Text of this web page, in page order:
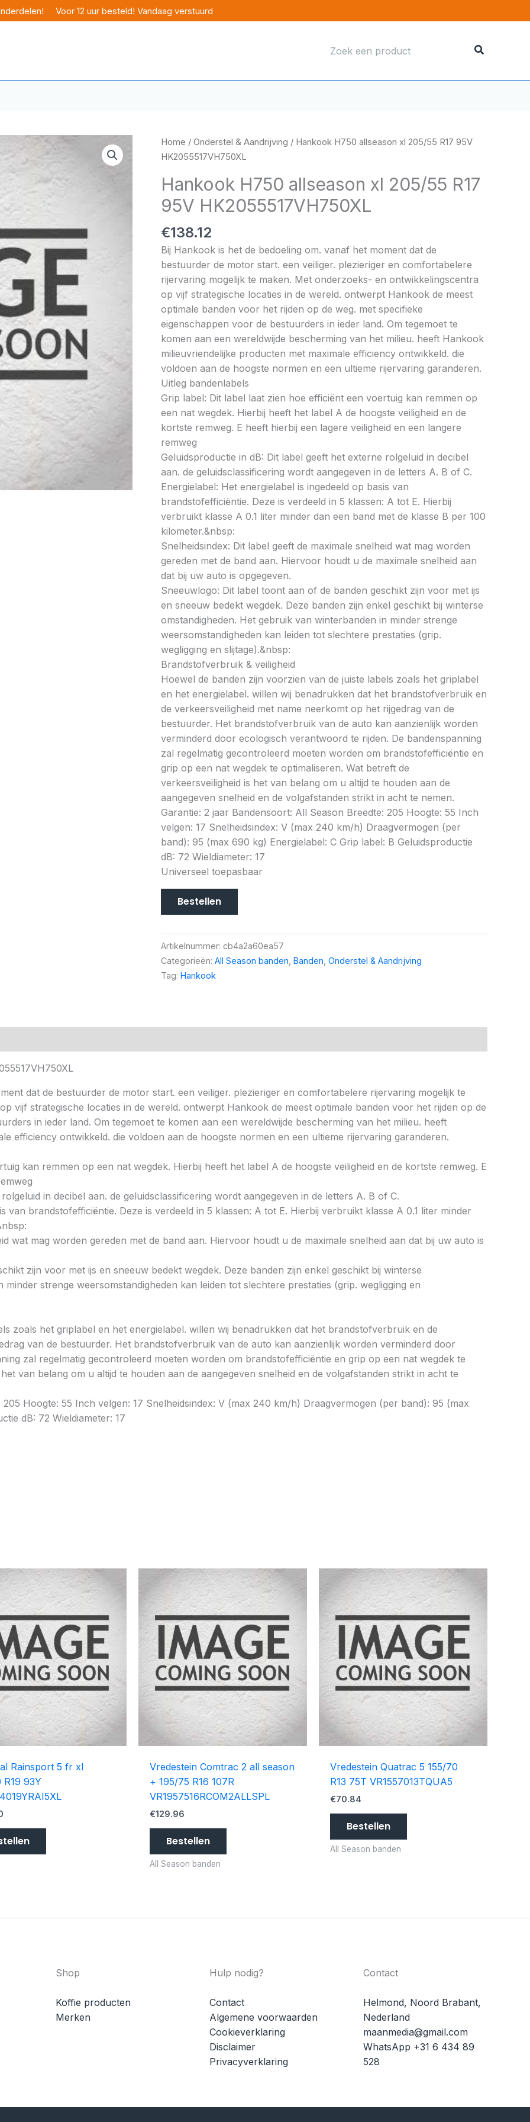
Voor 12 uur besteld! Vandaag verstuurd
naar:
Home / Onderstel & Aandrijving / Hankook H750 allseason xl 205/55 R17 95V
HK2055517VH750XL
Hankook H750 allseason xl 205/55 R17
95V HK2055517VH750XL
€138.12
Bij Hankook is het de bedoeling om. vanaf het moment dat de
bestuurder de motor start. een veiliger. plezieriger en comfortabelere
rijervaring mogelijk te maken. Met onderzoeks- en ontwikkelingscentra
op vijf strategische locaties in de wereld. ontwerpt Hankook de meest
optimale banden voor het rijden op de weg. met specifieke
eigenschappen voor de bestuurders in ieder land. Om tegemoet te
komen aan een wereldwijde bescherming van het milieu. heeft Hankook
milieuvriendelijke producten met maximale efficiency ontwikkeld. die
voldoen aan de hoogste normen en een ultieme rijervaring garanderen.
Uitleg bandenlabels
Grip label: Dit label laat zien hoe efficiënt een voertuig kan remmen op
een nat wegdek. Hierbij heeft het label A de hoogste veiligheid en de
kortste remweg. E heeft hierbij een lagere veiligheid en een langere
remweg
Geluidsproductie in dB: Dit label geeft het externe rolgeluid in decibel
aan. de geluidsclassificering wordt aangegeven in de letters A. B of C.
Energielabel: Het energielabel is ingedeeld op basis van
brandstofefficiëntie. Deze is verdeeld in 5 klassen: A tot E. Hierbij
verbruikt klasse A 0.1 liter minder dan een band met de klasse B per 100
kilometer.&nbsp:
Snelheidsindex: Dit label geeft de maximale snelheid wat mag worden
gereden met de band aan. Hiervoor houdt u de maximale snelheid aan
dat bij uw auto is opgegeven.
Sneeuwlogo: Dit label toont aan of de banden geschikt zijn voor met ijs
en sneeuw bedekt wegdek. Deze banden zijn enkel geschikt bij winterse
omstandigheden. Het gebruik van winterbanden in minder strenge
weersomstandigheden kan leiden tot slechtere prestaties (grip.
wegligging en slijtage).&nbsp:
Brandstofverbruik & veiligheid
Hoewel de banden zijn voorzien van de juiste labels zoals het griplabel
en het energielabel. willen wij benadrukken dat het brandstofverbruik en
de verkeersveiligheid met name neerkomt op het rijgedrag van de
bestuurder. Het brandstofverbruik van de auto kan aanzienlijk worden
verminderd door ecologisch verantwoord te rijden. De bandenspanning
zal regelmatig gecontroleerd moeten worden om brandstofefficiëntie en
grip op een nat wegdek te optimaliseren. Wat betreft de
verkeersveiligheid is het van belang om u altijd te houden aan de
aangegeven snelheid en de volgafstanden strikt in acht te nemen.
Garantie: 2 jaar Bandensoort: All Season Breedte: 205 Hoogte: 55 Inch
velgen: 17 Snelheidsindex: V (max 240 km/h) Draagvermogen (per
band): 95 (max 690 kg) Energielabel: C Grip label: B Geluidsproductie
dB: 72 Wieldiameter: 17
Universeel toepasbaar
Bestellen
Artikelnummer: cb4a2a60ea57
Categorieën: All Season banden Banden Onderstel & Aandrijving
Tag: Hankook
dat de bestuurder de motor start. een veiliger. plezieriger en comfortabelere rijervaring mogelijk te
vijf strategische locaties in de wereld. ontwerpt Hankook de meest optimale banden voor het rijden op de
in ieder land. Om tegemoet te komen aan een wereldwijde bescherming van het milieu. heeft
efficiency ontwikkeld. die voldoen aan de hoogste normen en een ultieme rijervaring garanderen.
kan remmen op een nat wegdek. Hierbij heeft het label A de hoogste veiligheid en de kortste remweg. E
in decibel aan. de geluidsclassificering wordt aangegeven in de letters A. B of C.
van brandstofefficiëntie. Deze is verdeeld in 5 klassen: A tot E. Hierbij verbruikt klasse A 0.1 liter minder
wat mag worden gereden met de band aan. Hiervoor houdt u de maximale snelheid aan dat bij uw auto is
zijn voor met ijs en sneeuw bedekt wegdek. Deze banden zijn enkel geschikt bij winterse
strenge weersomstandigheden kan leiden tot slechtere prestaties (grip. wegligging en
zoals het griplabel en het energielabel. willen wij benadrukken dat het brandstofverbruik en de
van de bestuurder. Het brandstofverbruik van de auto kan aanzienlijk worden verminderd door
zal regelmatig gecontroleerd moeten worden om brandstofefficiëntie en grip op een nat wegdek te
van belang om u altijd te houden aan de aangegeven snelheid en de volgafstanden strikt in acht te
Hoogte: 55 Inch velgen: 17 Snelheidsindex: V (max 240 km/h) Draagvermogen (per band): 95 (max
dB: 72 Wieldiameter: 17
Rainsport 5 fr xl
R19 93Y
Vredestein Comtrac 2 all season
+ 195/75 R16 107R
VR1957516RCOM2ALLSPL
€129.96
Bestellen
All Season banden
Vredestein Quatrac 5 155/70
R13 75T VR1557013TQUA5
€70.84
Bestellen
All Season banden
Shop
Koffie producten
Merken
Hulp nodig?
Contact
Algemene voorwaarden
Cookieverklaring
Disclaimer
Privacyverklaring
Contact
Helmond, Noord Brabant,
Nederland
maanmedia@gmail.com
WhatsApp +31 6 434 89
528